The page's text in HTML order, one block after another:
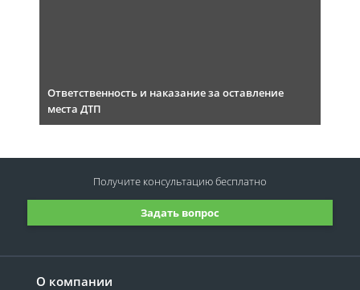
Ответственность и наказание за оставление
места ДТП
О компании
Задать вопрос
Получите консультациюбесплатно